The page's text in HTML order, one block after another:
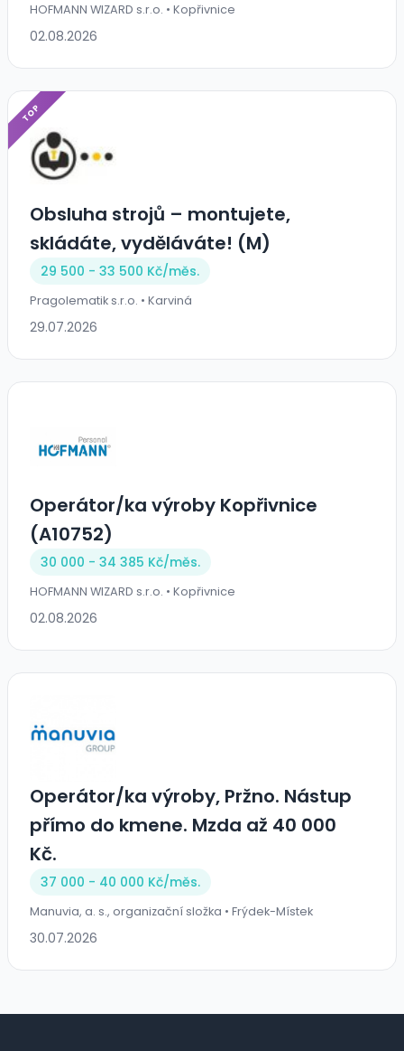
HOFMANN WIZARD s.r.o. • Kopřivnice
02.08.2026
TOP
Obsluha strojů – montujete,
skládáte, vyděláváte! (M)
29 500 - 33 500 Kč/měs.
Pragolematik s.r.o. • Karviná
29.07.2026
Operátor/ka výroby Kopřivnice
(A10752)
30 000 - 34 385 Kč/měs.
HOFMANN WIZARD s.r.o. • Kopřivnice
02.08.2026
Operátor/ka výroby, Pržno. Nástup
přímo do kmene. Mzda až 40 000
Kč.
37 000 - 40 000 Kč/měs.
Manuvia, a. s., organizační složka • Frýdek-Místek
30.07.2026